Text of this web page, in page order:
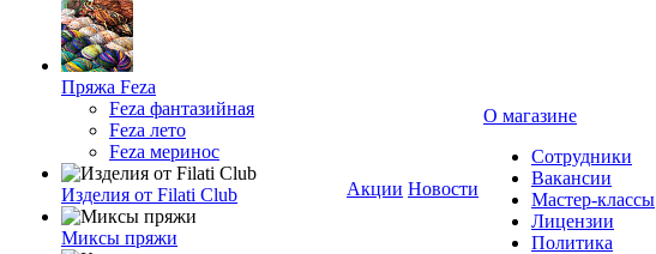
Пряжа Feza
Feza фантазийная
Feza лето
Feza меринос
Изделия от Filati Club
Миксы пряжи
Акции Новости
О магазине
Сотрудники
Вакансии
Мастер-классы
Лицензии
Политика